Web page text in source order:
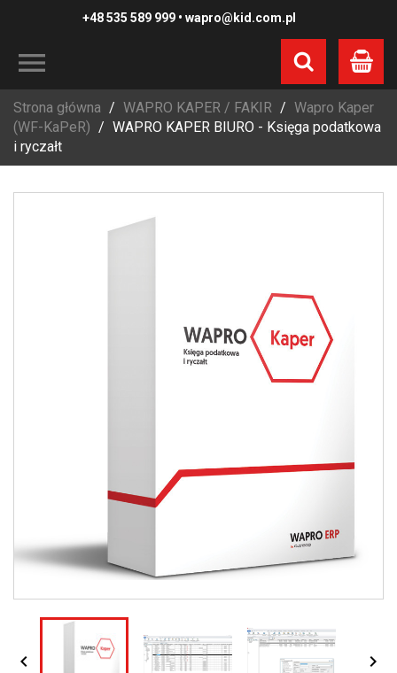
+48 535 589 999 •wapro@kid.com.pl
Koszyk
Strona główna
WAPRO KAPER / FAKIR
Wapro Kaper
(WF-KaPeR)
WAPRO KAPER BIURO - Księga podatkowa
i ryczałt
 